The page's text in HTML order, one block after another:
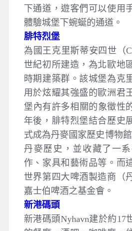
下通道，遊客們可以使用
體驗城堡下蜿蜒的通道。
腓特烈堡
為國王克里斯蒂安四世（
世紀初所建造，為北歐地
時期建築群。該城堡為克
用於炫耀其強盛的歐洲君
堡內有許多相關的象徵性
年後，腓特烈堡結合歷史
式成為丹麥國家歷史博物
丹麥歷史，並收藏了一
作、家具和藝術品等。而
世界第四大啤酒製造商（
嘉士伯啤酒之基金會。
新港碼頭
新港碼頭Nyhavn建於約17